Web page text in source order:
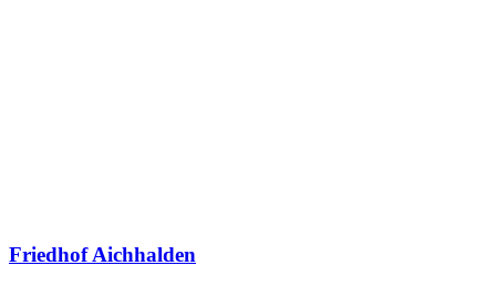
Friedhof Aichhalden